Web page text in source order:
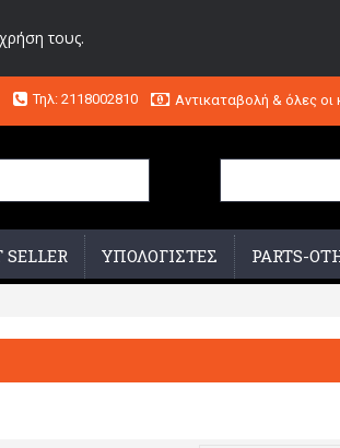
τους.
Τηλ: 2118002810 Αντικαταβολή & όλες οι
SELLER ΥΠΟΛΟΓΙΣΤΕΣ PARTS-